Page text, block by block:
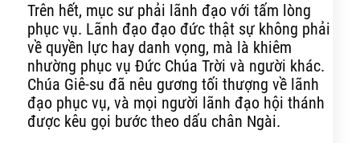
Trên hết, mục sư phải lãnh đạo với tấm lòng
phục vụ. Lãnh đạo đạo đức thật sự không phải
về quyền lực hay danh vọng, mà là khiêm
nhường phục vụ Đức Chúa Trời và người khác.
Chúa Giê-su đã nêu gương tối thượng về lãnh
đạo phục vụ, và mọi người lãnh đạo hội thánh
được kêu gọi bước theo dấu chân Ngài.